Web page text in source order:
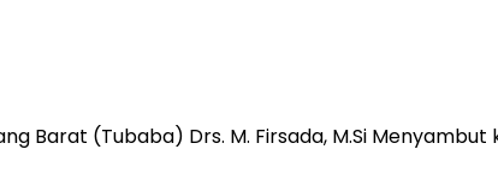
Barat (Tubaba) Drs. M. Firsada, M.Si